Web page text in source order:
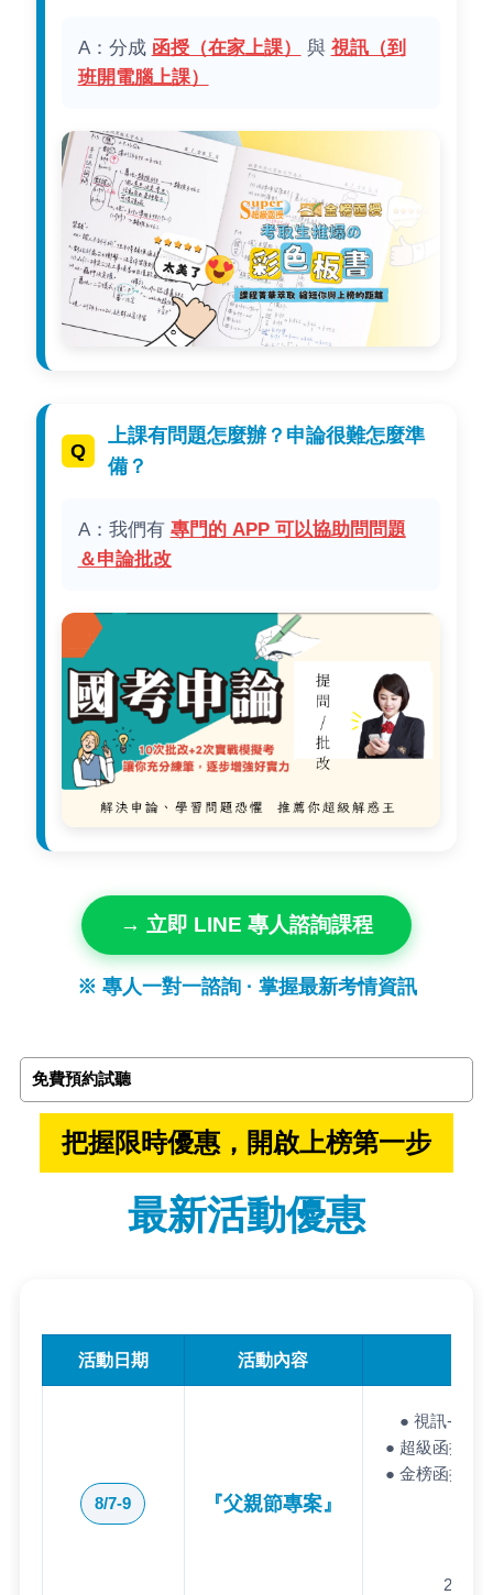
A：分成 函授（在家上課） 與 視訊（到
班開電腦上課）
上課有問題怎麼辦？申論很難怎麼準
備？
A：我們有 專門的 APP 可以協助問問題
＆申論批改
→ 立即 LINE 專人諮詢課程
※ 專人一對一諮詢 · 掌握最新考情資訊
免費預約試聽
把握限時優惠，開啟上榜第一步
最新活動優惠
活動日期 活動內容
8/7-9 『父親節專案』
● 視訊-全套
● 超級函授-全
● 金榜函授-全
2. 班